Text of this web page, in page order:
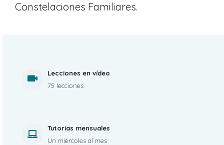
Constelaciones Familiares.
Lecciones en vídeo
75 lecciones
Tutorias mensuales
Un miércoles al mes